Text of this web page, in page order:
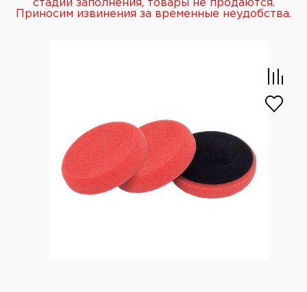
стадии заполнения, товары не продаются.
Приносим извинения за временные неудобства.